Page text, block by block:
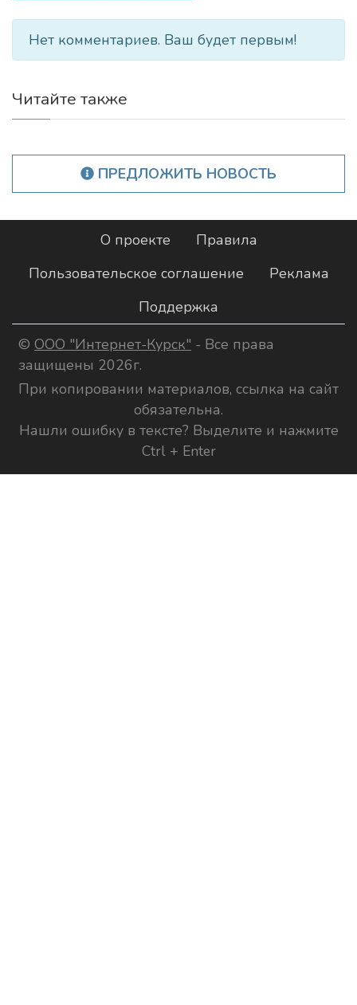
Нет комментариев. Ваш будет первым!
Читайте также
ПРЕДЛОЖИТЬ НОВОСТЬ
О проекте
Правила
Пользовательское соглашение
Реклама
Поддержка
© ООО "Интернет-Курск" - Все права
защищены 2026г.
При копировании материалов, ссылка на сайт
обязательна.
Нашли ошибку в тексте? Выделите и нажмите
Ctrl + Enter